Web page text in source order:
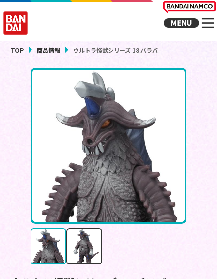
TOP 商品情報 ウルトラ怪獣シリーズ 18 バラバ